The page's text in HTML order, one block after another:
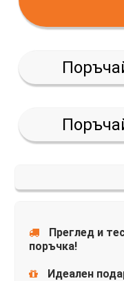
Преглед и
поръчка!
Идеален